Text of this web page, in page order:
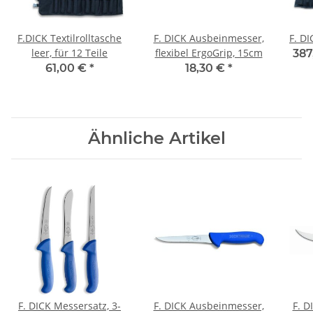
F.DICK Textilrolltasche
leer, für 12 Teile
61,00 € *
F. DICK Ausbeinmesser,
flexibel ErgoGrip, 15cm
18,30 € *
F.
Ähnliche Artikel
F. DICK Messersatz, 3-
F. DICK Ausbeinmesser,
F. DICK